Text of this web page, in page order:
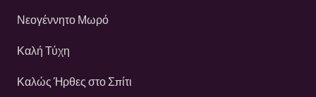
Νεογέννητο Μωρό
Καλή Τύχη
Καλώς Ήρθες στο Σπίτι